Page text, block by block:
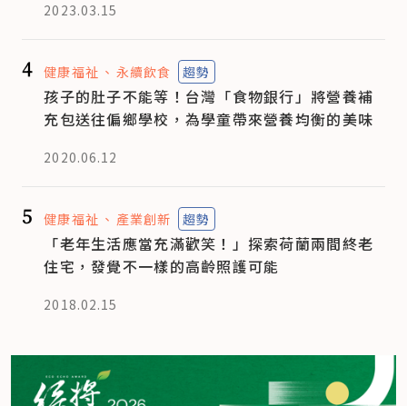
2023.03.15
4 健康福祉 永續飲食 趨勢
孩子的肚子不能等！台灣「食物銀行」將營養補
充包送往偏鄉學校，為學童帶來營養均衡的美味
2020.06.12
5 健康福祉 產業創新 趨勢
「老年生活應當充滿歡笑！」探索荷蘭兩間終老
住宅，發覺不一樣的高齡照護可能
2018.02.15